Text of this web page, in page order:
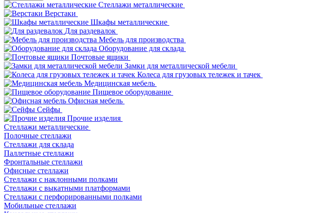
Стеллажи металлические
Верстаки
Шкафы металлические
Для раздевалок
Мебель для производства
Оборудование для склада
Почтовые ящики
Замки для металлической мебели
Колеса для грузовых тележек и тачек
Медицинская мебель
Пищевое оборудование
Офисная мебель
Сейфы
Прочие изделия
Стеллажи металлические
Полочные стеллажи
Стеллажи для склада
Паллетные стеллажи
Фронтальные стеллажи
Офисные стеллажи
Стеллажи с наклонными полками
Стеллажи с выкатными платформами
Стеллажи с перфорированными полками
Мобильные стеллажи